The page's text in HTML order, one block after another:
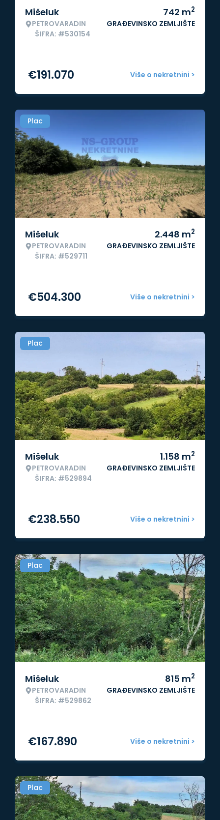
Mišeluk
PETROVARADIN
ŠIFRA: #530154
742 m2
GRAĐEVINSKO ZEMLJIŠTE
Više o nekretnini >
€191.070
Plac
Mišeluk
PETROVARADIN
ŠIFRA: #529711
2.448 m2
GRAĐEVINSKO ZEMLJIŠTE
Više o nekretnini >
€504.300
Plac
Mišeluk
PETROVARADIN
ŠIFRA: #529894
1.158 m2
GRAĐEVINSKO ZEMLJIŠTE
Više o nekretnini >
€238.550
Plac
Mišeluk
PETROVARADIN
ŠIFRA: #529862
815 m2
GRAĐEVINSKO ZEMLJIŠTE
Više o nekretnini >
€167.890
Plac